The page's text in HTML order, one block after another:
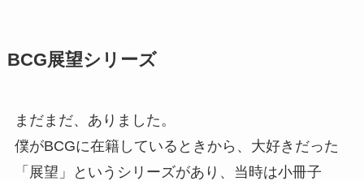
BCG展望シリーズ
まだまだ、ありました。
僕がBCGに在籍しているときから、大好きだった
「展望」というシリーズがあり、当時は小冊子